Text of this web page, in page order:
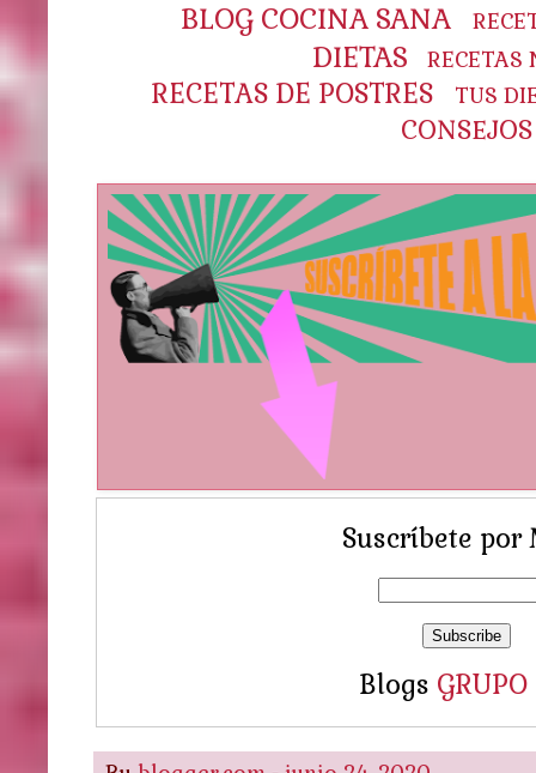
BLOG COCINA SANA
DIETAS RECETAS
RECETAS DE POSTRES TUS
CONSEJOS
Suscríbete por
Blogs